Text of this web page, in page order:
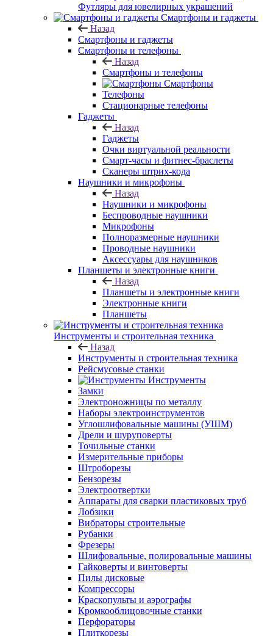
Футляры для ювелирных украшений
Смартфоны и гаджеты
Назад
Смартфоны и гаджеты
Смартфоны и телефоны
Назад
Смартфоны и телефоны
Смартфоны
Телефоны
Стационарные телефоны
Гаджеты
Назад
Гаджеты
Очки виртуальной реальности
Смарт-часы и фитнес-браслеты
Сканеры штрих-кода
Наушники и микрофоны
Назад
Наушники и микрофоны
Беспроводные наушники
Микрофоны
Полноразмерные наушники
Проводные наушники
Аксессуары для наушников
Планшеты и электронные книги
Назад
Планшеты и электронные книги
Электронные книги
Планшеты
Инструменты и строительная техника
Назад
Инструменты и строительная техника
Рейсмусовые станки
Инструменты
Замки
Электроножницы по металлу
Наборы электроинструментов
Углошлифовальные машины (УШМ)
Дрели и шуруповерты
Точильные станки
Измерительные приборы
Штроборезы
Бензорезы
Электроотвертки
Аппараты для сварки пластиковых труб
Лобзики
Вибраторы строительные
Рубанки
Фрезеры
Шлифовальные, полировальные машины
Гайковерты и винтоверты
Пилы дисковые
Компрессоры
Краскопульты и аэрографы
Кромкооблицовочные станки
Перфораторы
Плиткорезы